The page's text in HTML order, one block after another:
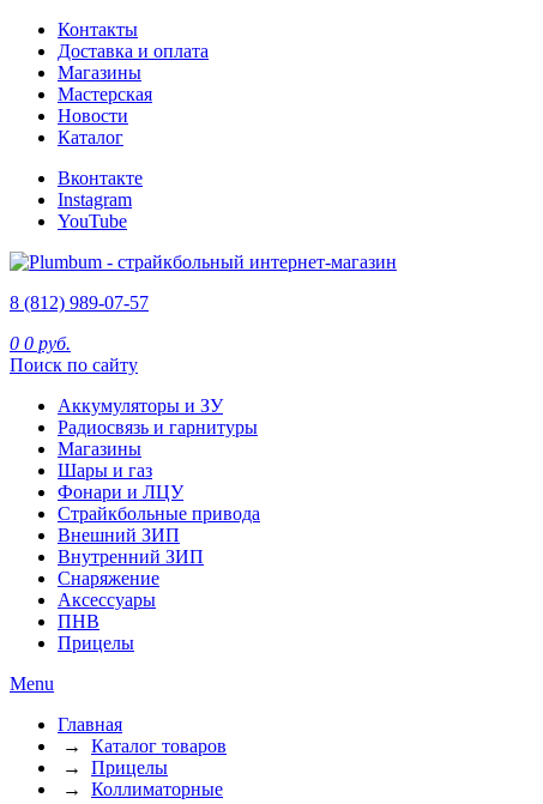
Контакты
Доставка и оплата
Магазины
Мастерская
Новости
Каталог
Вконтакте
Instagram
YouTube
8 (812) 989-07-57
0 0 руб.
Поиск по сайту
Аккумуляторы и ЗУ
Радиосвязь и гарнитуры
Магазины
Шары и газ
Фонари и ЛЦУ
Страйкбольные привода
Внешний ЗИП
Внутренний ЗИП
Снаряжение
Аксессуары
ПНВ
Прицелы
Menu
Главная
→ Каталог товаров
→ Прицелы
→ Коллиматорные